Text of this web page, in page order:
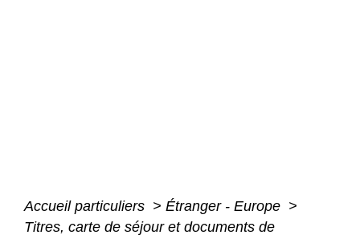
Accueil particuliers > Étranger - Europe >
Titres, carte de séjour et documents de